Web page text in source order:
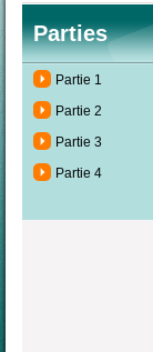
Parties
Partie 1
Partie 2
Partie 3
Partie 4